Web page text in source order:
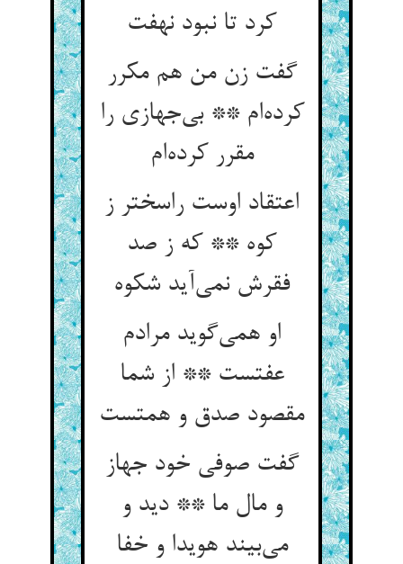
کرد تا نبود نهفت
گفت زن من هم مکرر
کرده‌ام ** بی‌جهازی را
مقرر کرده‌ام
اعتقاد اوست راسختر ز
کوه ** که ز صد
فقرش نمی‌آید شکوه
او همی‌گوید مرادم
عفتست ** از شما
مقصود صدق و همتست
گفت صوفی خود جهاز
و مال ما ** دید و
می‌بیند هویدا و خفا